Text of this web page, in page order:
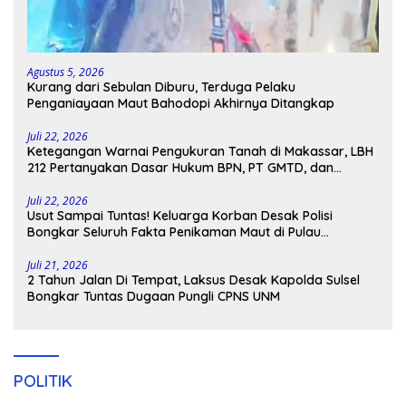
Agustus 5, 2026
Kurang dari Sebulan Diburu, Terduga Pelaku
Penganiayaan Maut Bahodopi Akhirnya Ditangkap
Juli 22, 2026
Ketegangan Warnai Pengukuran Tanah di Makassar, LBH
212 Pertanyakan Dasar Hukum BPN, PT GMTD, dan
Juli 22, 2026
Usut Sampai Tuntas! Keluarga Korban Desak Polisi
Bongkar Seluruh Fakta Penikaman Maut di Pulau
Juli 21, 2026
2 Tahun Jalan Di Tempat, Laksus Desak Kapolda Sulsel
Bongkar Tuntas Dugaan Pungli CPNS UNM
POLITIK